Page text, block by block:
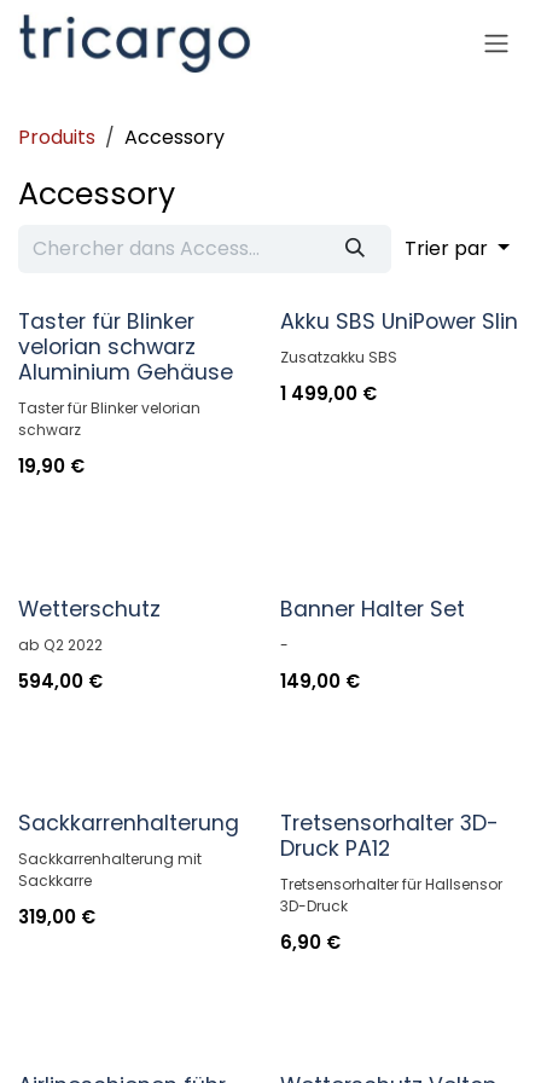
Se rendre au contenu
Produits Accessory
Accessory
Trier par
Taster für Blinker
velorian schwarz
Aluminium Gehäuse
Taster für Blinker velorian
schwarz
19,90 €
Akku SBS UniPower Slin
Zusatzakku SBS
1 499,00€
Wetterschutz
ab Q2 2022
594,00 €
Banner Halter Set
-
149,00€
Sackkarrenhalterung
Sackkarrenhalterung mit
Sackkarre
319,00 €
Tretsensorhalter 3D-
Druck PA12
Tretsensorhalter für Hallsensor
3D-Druck
6,90€